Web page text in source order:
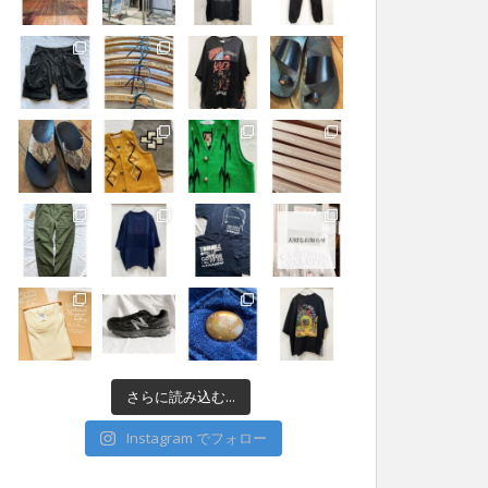
さらに読み込む...
Instagram でフォロー